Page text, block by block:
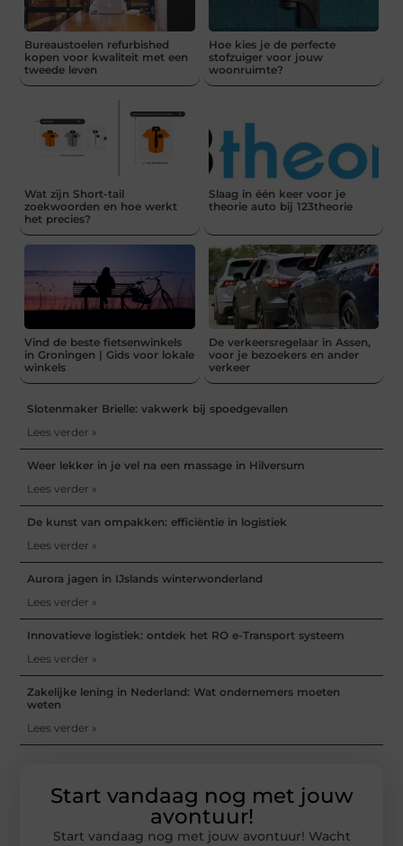
Bureaustoelen refurbished
kopen voor kwaliteit met een
tweede leven
Hoe kies je de perfecte
stofzuiger voor jouw
woonruimte?
Wat zijn Short-tail
zoekwoorden en hoe werkt
het precies?
Slaag in één keer voor je
theorie auto bij 123theorie
Vind de beste fietsenwinkels
in Groningen | Gids voor lokale
winkels
De verkeersregelaar in Assen,
voor je bezoekers en ander
verkeer
Slotenmaker Brielle: vakwerk bij spoedgevallen
Lees verder »
Weer lekker in je vel na een massage in Hilversum
Lees verder »
De kunst van ompakken: efficiëntie in logistiek
Lees verder »
Aurora jagen in IJslands winterwonderland
Lees verder »
Innovatieve logistiek: ontdek het RO e-Transport systeem
Lees verder »
Zakelijke lening in Nederland: Wat ondernemers moeten
weten
Lees verder »
Start vandaag nog met jouw
avontuur!
Start vandaag nog met jouw avontuur! Wacht